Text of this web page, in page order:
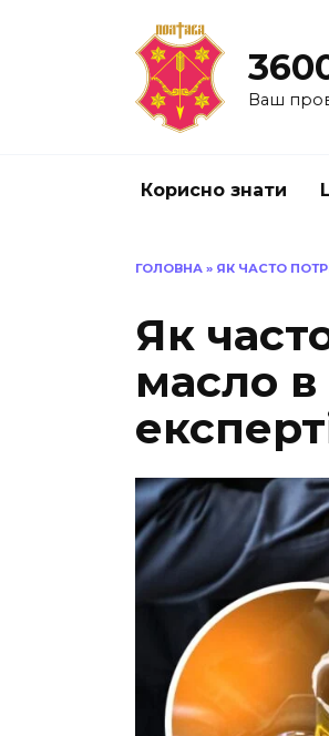
Ваш
Корисно знати
ГОЛОВНА » ЯК ЧАСТО
Як
масло в